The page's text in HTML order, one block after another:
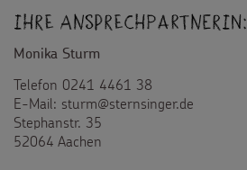
Ihre Ansprechpartnerin:
Monika Sturm
Telefon 0241 4461 38
E-Mail: sturm@sternsinger.de
Stephanstr. 35
52064 Aachen